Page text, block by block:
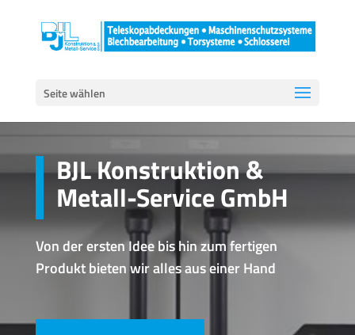
Seite wählen
BJL Konstruktion &
Metall-Service GmbH
Von der ersten Idee bis hin zum fertigen
Produkt bieten wir alles aus einer Hand